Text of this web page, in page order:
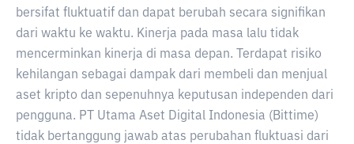
bersifat fluktuatif dan dapat berubah secara signifikan
dari waktu ke waktu. Kinerja pada masa lalu tidak
mencerminkan kinerja di masa depan. Terdapat risiko
kehilangan sebagai dampak dari membeli dan menjual
aset kripto dan sepenuhnya keputusan independen dari
pengguna. PT Utama Aset Digital Indonesia (Bittime)
tidak bertanggung jawab atas perubahan fluktuasi dari